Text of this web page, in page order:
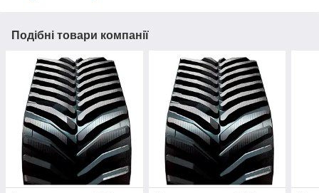
Подібні товари компанії